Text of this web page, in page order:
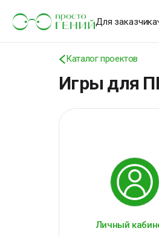
Для заказчика
Каталог проектов
Игры для
Личный